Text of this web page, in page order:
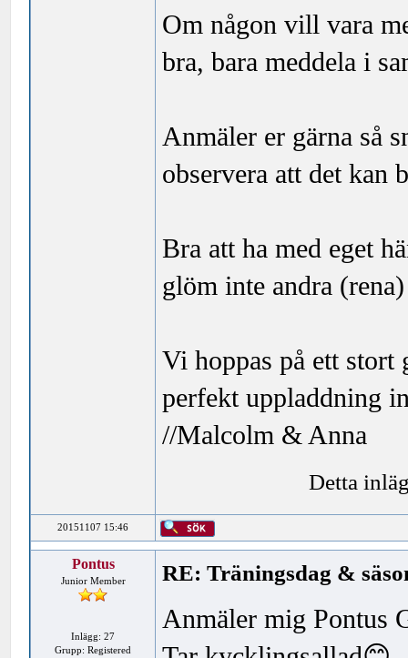
Om någon vill vara
bra, bara meddela i
Anmäler er gärna så
observera att det kan
Bra att ha med eget
glöm inte andra
Vi hoppas på ett stort
perfekt uppladdning
//Malcolm & Anna
Detta
20151107 15:46
Pontus
Junior Member
Inlägg: 27
Grupp: Registered
RE: Träningsdag &
Anmäler mig Pontus